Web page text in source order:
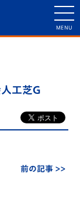
工芝G
前の記事 >>